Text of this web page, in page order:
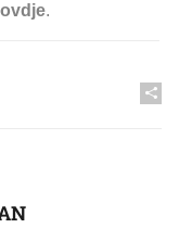
ovdje.